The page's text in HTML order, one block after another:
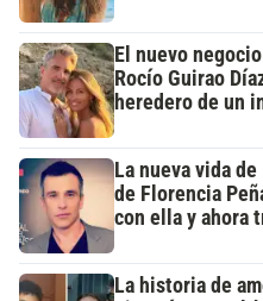
El nuevo
Rocío Guirao
heredero de un
La nueva vida
de Florencia
con ella y ahora
La historia de